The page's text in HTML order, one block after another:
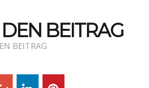
BEITRAG
BEITRAG